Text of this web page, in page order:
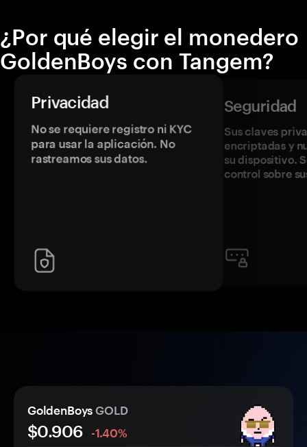
¿Por qué elegir el monedero
GoldenBoys con Tangem?
Privacidad
No se requiere registro ni KYC
para usar la aplicación. No
rastreamos sus datos.
Seguridad
Sus claves
encriptadas y
su dispositivo.
control sobre
GoldenBoys GOLD
$0.906
-1.40%